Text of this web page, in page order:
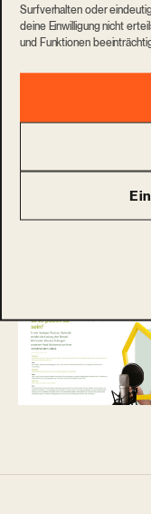
Surfverhalten oder
deine Einwilligung nicht
und Funktionen